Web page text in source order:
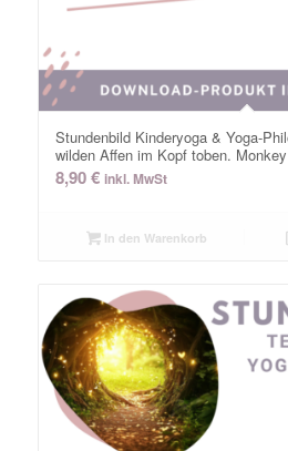
Stundenbild Kinderyoga & Yoga-
wilden Affen im Kopf toben.
8,90€ inkl. MwSt
In den Warenkorb